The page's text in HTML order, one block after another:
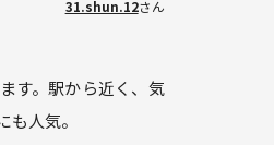
31.shun.12さん
す。駅から近く、気
人気。